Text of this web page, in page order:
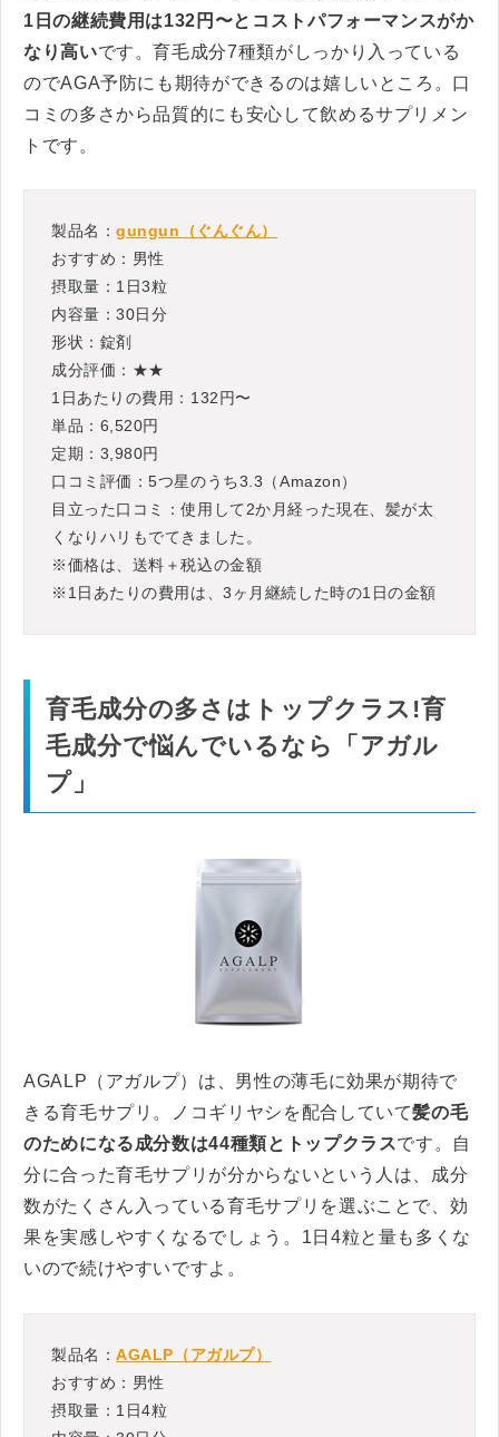
1日の継続費用は132円〜とコストパフォーマンスがか
なり高いです。育毛成分7種類がしっかり入っている
のでAGA予防にも期待ができるのは嬉しいところ。口
コミの多さから品質的にも安心して飲めるサプリメン
トです。
製品名：gungun（ぐんぐん）
おすすめ：男性
摂取量：1日3粒
内容量：30日分
形状：錠剤
成分評価：★★
1日あたりの費用：132円〜
単品：6,520円
定期：3,980円
口コミ評価：5つ星のうち3.3（Amazon）
目立った口コミ：使用して2か月経った現在、髪が太
くなりハリもでてきました。
※価格は、送料＋税込の金額
※1日あたりの費用は、3ヶ月継続した時の1日の金額
育毛成分の多さはトップクラス!育
毛成分で悩んでいるなら「アガル
プ」
AGALP（アガルプ）は、男性の薄毛に効果が期待で
きる育毛サプリ。ノコギリヤシを配合していて髪の毛
のためになる成分数は44種類とトップクラスです。自
分に合った育毛サプリが分からないという人は、成分
数がたくさん入っている育毛サプリを選ぶことで、効
果を実感しやすくなるでしょう。1日4粒と量も多くな
いので続けやすいですよ。
製品名：AGALP（アガルプ）
おすすめ：男性
摂取量：1日4粒